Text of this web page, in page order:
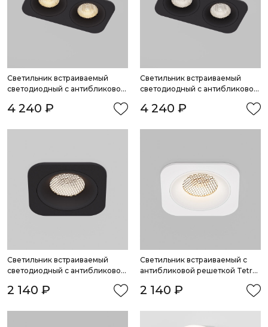
Светильник встраиваемый
светодиодный с антибликовой
черный IP44
4 240 ₽
Светильник встраиваемый
светодиодный с антибликовой
черный IP44
4 240 ₽
Светильник встраиваемый
светодиодный с антибликовой
черный IP44
2 140 ₽
Светильник встраиваемый с
антибликовой решеткой Tetro
2 140 ₽